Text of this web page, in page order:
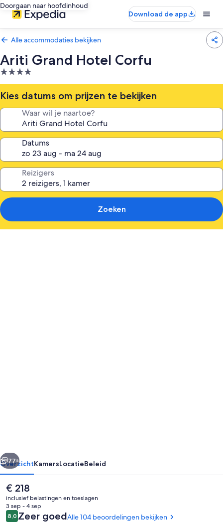
Doorgaan naar hoofdinhoud
Download de app
Alle accommodaties bekijken
Ariti Grand Hotel Corfu
4.0-
sterrenaccommodatie
Kies datums om prijzen te bekijken
Waar wil je naartoe?
Datums
Reizigers
Zoeken
Volgende
77+
OverzichtKamersLocatieBeleid
De
huidige
prijs
is
€ 218
€ 218
inclusief belastingen en toeslagen
3 sep - 4 sep
Beoordelingen
8,08,0 op 10 –
Zeer goedAlle 104 beoordelingen bekijken